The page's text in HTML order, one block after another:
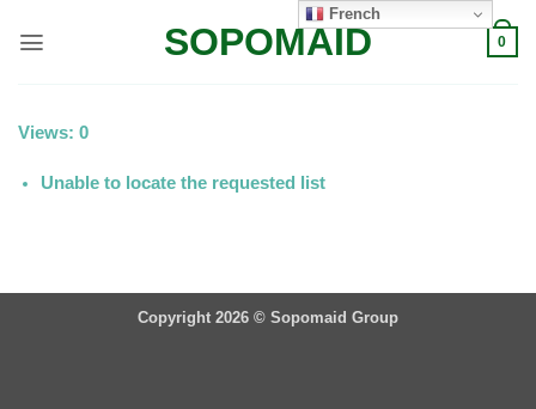
SOPOMAID 0
Views: 0
Unable to locate the requested list
Copyright 2026 © Sopomaid Group
French